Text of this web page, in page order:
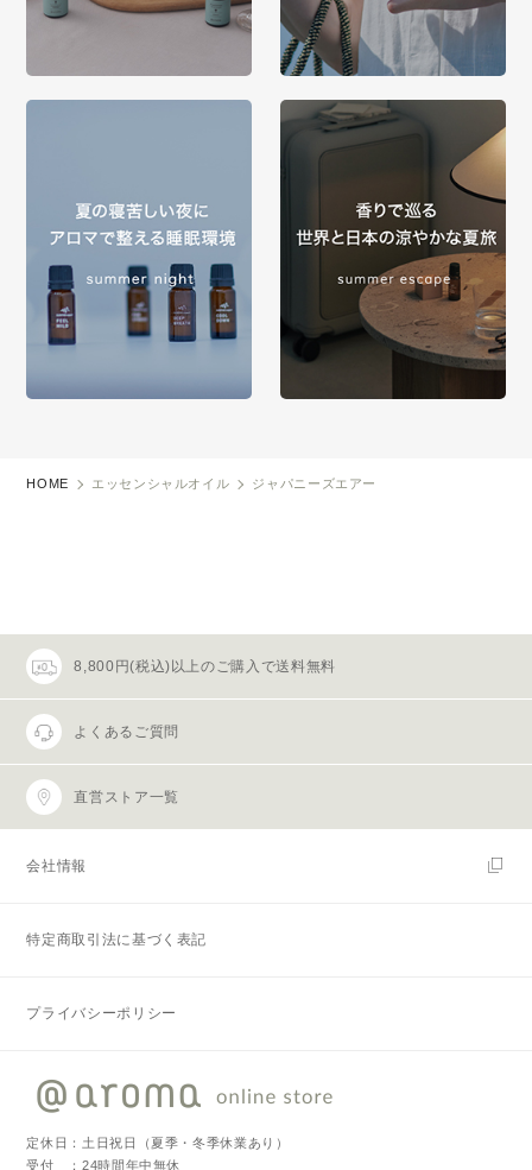
HOME エッセンシャルオイル ジャパニーズエアー
8,800円(税込)以上のご購入で送料無料
よくあるご質問
直営ストア一覧
会社情報
特定商取引法に基づく表記
プライバシーポリシー
定休日：土日祝日（夏季・冬季休業あり）
受付 ：24時間年中無休